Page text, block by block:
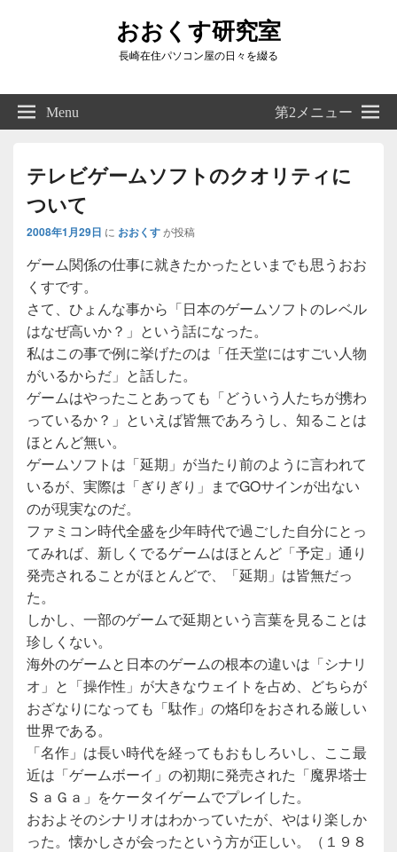
おおくす研究室
長崎在住パソコン屋の日々を綴る
Right
Sidebar
Widget
Menu 第2メニュー
テレビゲームソフトのクオリティに
ついて
2008年1月29日 に おおくすが投稿
ゲーム関係の仕事に就きたかったといまでも思うおお
くすです。
さて、ひょんな事から「日本のゲームソフトのレベル
はなぜ高いか？」という話になった。
私はこの事で例に挙げたのは「任天堂にはすごい人物
がいるからだ」と話した。
ゲームはやったことあっても「どういう人たちが携わ
っているか？」といえば皆無であろうし、知ることは
ほとんど無い。
ゲームソフトは「延期」が当たり前のように言われて
いるが、実際は「ぎりぎり」までGOサインが出ない
のが現実なのだ。
ファミコン時代全盛を少年時代で過ごした自分にとっ
てみれば、新しくでるゲームはほとんど「予定」通り
発売されることがほとんどで、「延期」は皆無だっ
た。
しかし、一部のゲームで延期という言葉を見ることは
珍しくない。
海外のゲームと日本のゲームの根本の違いは「シナリ
オ」と「操作性」が大きなウェイトを占め、どちらが
おざなりになっても「駄作」の烙印をおされる厳しい
世界である。
「名作」は長い時代を経ってもおもしろいし、ここ最
近は「ゲームボーイ」の初期に発売された「魔界塔士
ＳａＧａ」をケータイゲームでプレイした。
おおよそのシナリオはわかっていたが、やはり楽しか
った。懐かしさが会ったという方が正しい。（１９８